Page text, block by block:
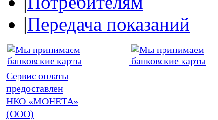
|Передача показаний
Сервис оплаты
предоставлен
НКО «МОНЕТА»
(ООО)